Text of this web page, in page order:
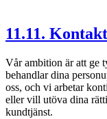
11.11.
Vår ambition är att ge
behandlar dina
oss, och vi arbetar
eller vill utöva dina
kundtjänst.